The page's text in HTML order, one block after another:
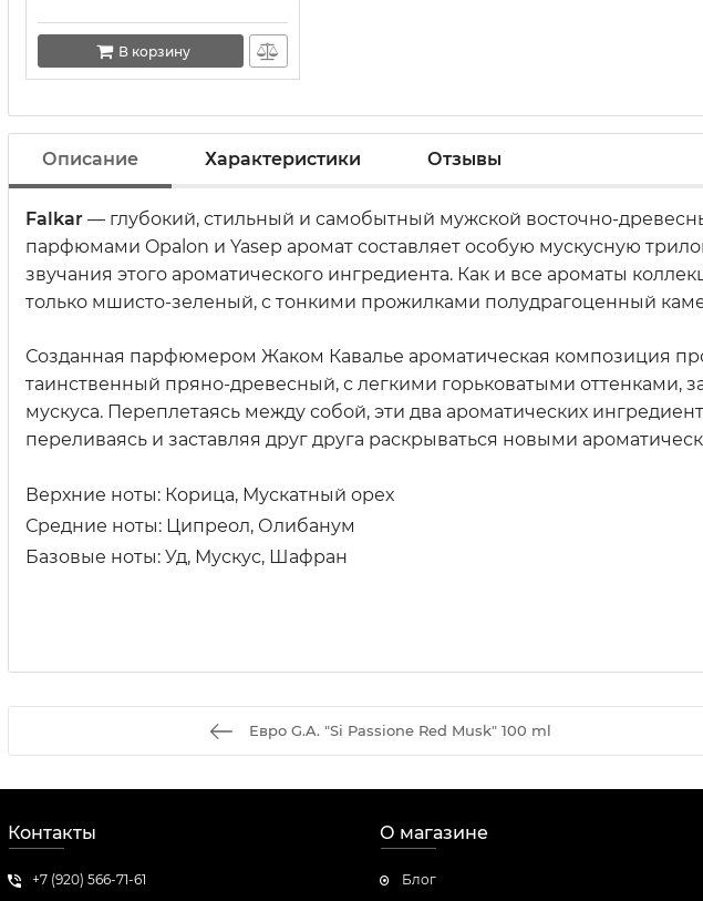
В корзину
Описание Характеристики Отзывы
Falkar — глубокий, стильный и самобытный мужской восточно-
парфюмами Opalon и Yasep аромат составляет особую мускусную
звучания этого ароматического ингредиента. Как и все ароматы
только мшисто-зеленый, с тонкими прожилками полудрагоценный
Созданная парфюмером Жаком Кавалье ароматическая композиция
таинственный пряно-древесный, с легкими горьковатыми оттенками,
мускуса. Переплетаясь между собой, эти два ароматических
переливаясь и заставляя друг друга раскрываться новыми
Верхние ноты: Корица, Мускатный орех
Средние ноты: Ципреол, Олибанум
Базовые ноты: Уд, Мускус, Шафран
Евро G.A. "Si Passione Red Musk" 100 ml
Контакты
+7 (920) 566-71-61
О магазине
Блог